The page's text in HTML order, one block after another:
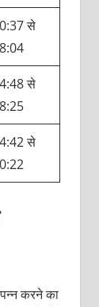
से
से
से
करने का